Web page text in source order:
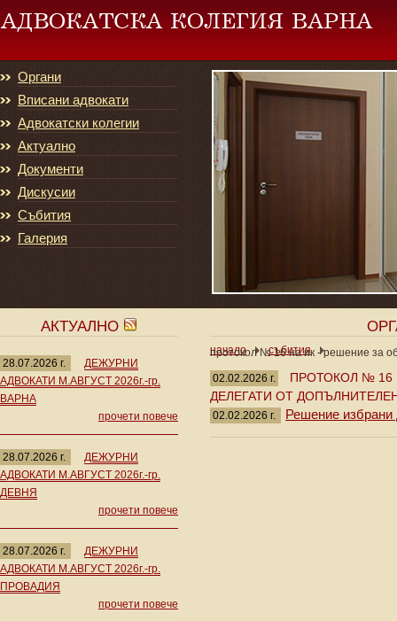
Органи
Вписани адвокати
Адвокатски колегии
Актуално
Документи
Дискусии
Събития
Галерия
АКТУАЛНО
28.07.2026 г.
ДЕЖУРНИ
АДВОКАТИ М.АВГУСТ 2026г.-гр.
ВАРНА
прочети повече
28.07.2026 г.
ДЕЖУРНИ
АДВОКАТИ М.АВГУСТ 2026г.-гр.
ДЕВНЯ
прочети повече
28.07.2026 г.
ДЕЖУРНИ
АДВОКАТИ М.АВГУСТ 2026г.-гр.
ПРОВАДИЯ
прочети повече
начало събития
протокол № 16 на ик - решение за
02.02.2026 г.
ПРОТОКОЛ № 16
ДЕЛЕГАТИ ОТ
02.02.2026 г. Решение избрани